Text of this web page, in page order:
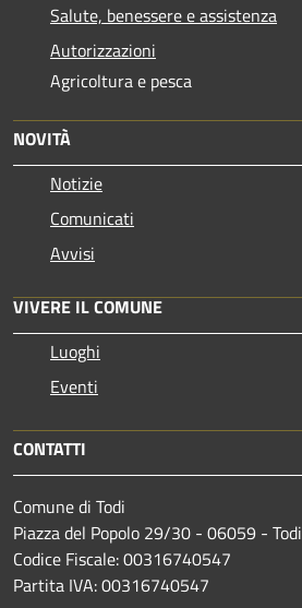
Salute, benessere e assistenza
Autorizzazioni
Agricoltura e pesca
NOVITÀ
Notizie
Comunicati
Avvisi
VIVERE IL COMUNE
Luoghi
Eventi
CONTATTI
Comune di Todi
Piazza del Popolo 29/30 - 06059 - Todi
Codice Fiscale: 00316740547
Partita IVA: 00316740547